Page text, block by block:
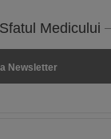
Medicului
Newsletter